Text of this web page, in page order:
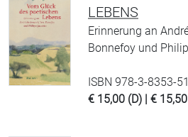
LEBENS
Erinnerung an
Bonnefoy und
ISBN 978-3-8353-
€ 15,00 (D) | €